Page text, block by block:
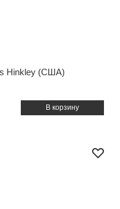
Hinkley (США)